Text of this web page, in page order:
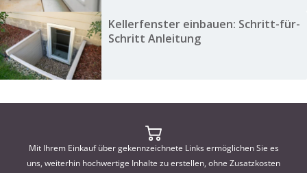
Kellerfenster einbauen: Schritt-für-
Schritt Anleitung
Mit Ihrem Einkauf über gekennzeichnete Links ermöglichen Sie es
uns, weiterhin hochwertige Inhalte zu erstellen, ohne Zusatzkosten